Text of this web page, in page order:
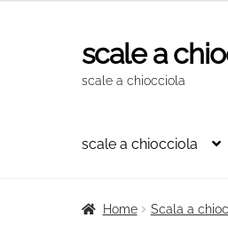
Vai
alla
Vai
al
scale a
scale a chiocciola
scale a chiocciola
Home Scala a